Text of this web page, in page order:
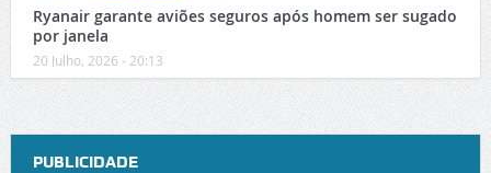
Ryanair garante aviões seguros após homem ser sugado
por janela
20 Julho, 2026 - 20:13
PUBLICIDADE